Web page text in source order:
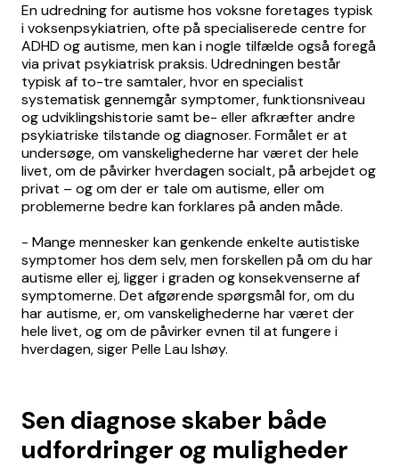
En udredning for autisme hos voksne foretages typisk
i voksenpsykiatrien, ofte på specialiserede centre for
ADHD og autisme, men kan i nogle tilfælde også foregå
via privat psykiatrisk praksis. Udredningen består
typisk af to-tre samtaler, hvor en specialist
systematisk gennemgår symptomer, funktionsniveau
og udviklingshistorie samt be- eller afkræfter andre
psykiatriske tilstande og diagnoser. Formålet er at
undersøge, om vanskelighederne har været der hele
livet, om de påvirker hverdagen socialt, på arbejdet og
privat – og om der er tale om autisme, eller om
problemerne bedre kan forklares på anden måde.
- Mange mennesker kan genkende enkelte autistiske
symptomer hos dem selv, men forskellen på om du har
autisme eller ej, ligger i graden og konsekvenserne af
symptomerne. Det afgørende spørgsmål for, om du
har autisme, er, om vanskelighederne har været der
hele livet, og om de påvirker evnen til at fungere i
hverdagen, siger Pelle Lau Ishøy.
Sen diagnose skaber både
udfordringer og muligheder